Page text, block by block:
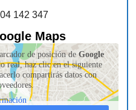
142 347
Maps
de posición deGoogle
real, haz clic en el siguiente
compartirás datos con